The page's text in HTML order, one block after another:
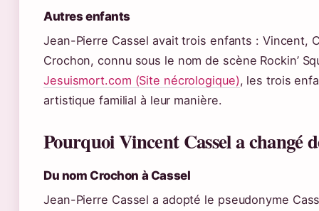
Autres enfants
Jean-Pierre Cassel avait trois enfants : Vincent,
Crochon, connu sous le nom de scène Rockin’
Jesuismort.com (Site nécrologique), les trois
artistique familial à leur manière.
Pourquoi Vincent Cassel a changé
Du nom Crochon à Cassel
Jean-Pierre Cassel a adopté le pseudonyme